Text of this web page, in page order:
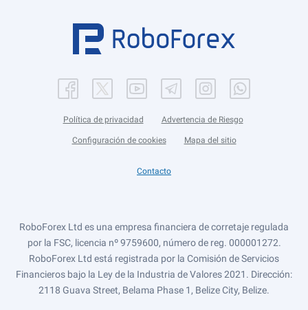
Política de privacidad Advertencia de Riesgo
Configuración de cookies Mapa del sitio
Contacto
RoboForex Ltd es una empresa financiera de corretaje regulada
por la FSC, licencia nº 9759600, número de reg. 000001272.
RoboForex Ltd está registrada por la Comisión de Servicios
Financieros bajo la Ley de la Industria de Valores 2021. Dirección:
2118 Guava Street, Belama Phase 1, Belize City, Belize.